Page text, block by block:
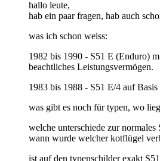
hallo leute,
hab ein paar fragen, hab auch
was ich schon weiss:
1982 bis 1990 - S51 E (Enduro)
beachtliches Leistungsvermögen.
1983 bis 1988 - S51 E/4 auf
was gibt es noch für typen, wo
welche unterschiede zur
wann wurde welcher kotflügel
ist auf den typenschilder exakt